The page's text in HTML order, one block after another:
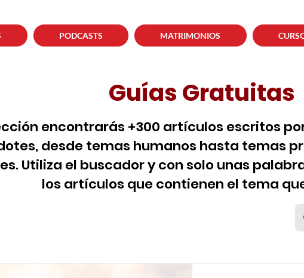
PODCASTS MATRIMONIOS
Guías Gratuitas
encontrarás +300 artículos escritos
desde temas humanos hasta temas
Utiliza el buscador y con solo unas
los artículos que contienen el tema